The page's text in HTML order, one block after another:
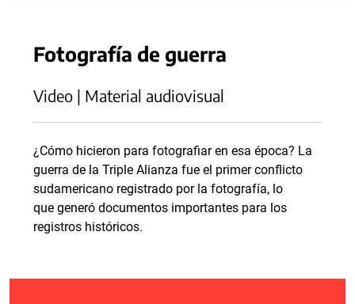
Fotografía de guerra
Video | Material audiovisual
¿Cómo hicieron para fotografiar en esa época? La
guerra de la Triple Alianza fue el primer conflicto
sudamericano registrado por la fotografía, lo
que generó documentos importantes para los
registros históricos.